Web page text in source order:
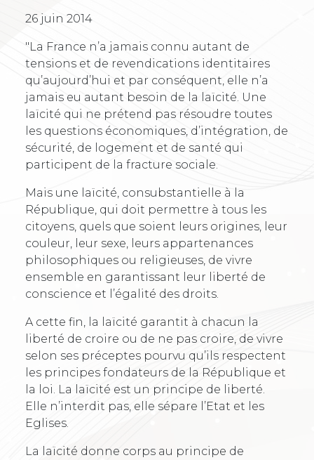
26 juin 2014
"La France n’a jamais connu autant de
tensions et de revendications identitaires
qu’aujourd’hui et par conséquent, elle n’a
jamais eu autant besoin de la laïcité. Une
laïcité qui ne prétend pas résoudre toutes
les questions économiques, d’intégration, de
sécurité, de logement et de santé qui
participent de la fracture sociale.
Mais une laïcité, consubstantielle à la
République, qui doit permettre à tous les
citoyens, quels que soient leurs origines, leur
couleur, leur sexe, leurs appartenances
philosophiques ou religieuses, de vivre
ensemble en garantissant leur liberté de
conscience et l’égalité des droits.
A cette fin, la laïcité garantit à chacun la
liberté de croire ou de ne pas croire, de vivre
selon ses préceptes pourvu qu’ils respectent
les principes fondateurs de la République et
la loi. La laïcité est un principe de liberté.
Elle n’interdit pas, elle sépare l’Etat et les
Eglises.
La laïcité donne corps au principe de